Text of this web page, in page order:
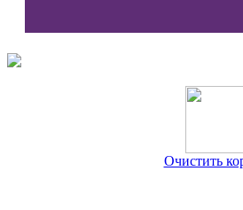
Очистить